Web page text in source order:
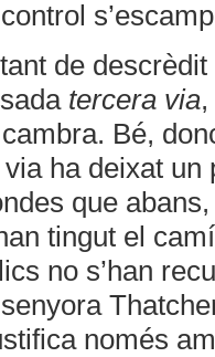
de
tercera via,
Bé,
ha deixat
que
tingut el
no s’han
només